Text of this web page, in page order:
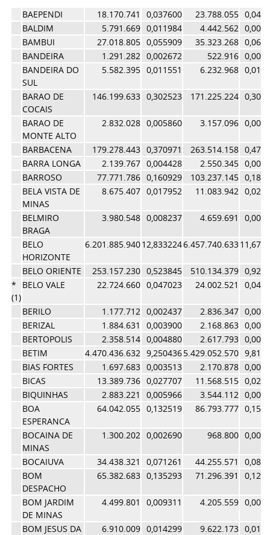
BAEPENDI 18.170.741 0,037600 23.788.055
BALDIM
5.791.669 0,011984 4.442.562
BAMBUI
27.018.805 0,055909 35.323.268
BANDEIRA
1.291.282 0,002672 522.916
BANDEIRA DO
SUL
5.582.395 0,011551 6.232.968
BARAO DE
COCAIS
146.199.633 0,302523 171.225.224
BARAO DE
MONTE ALTO
2.832.028 0,005860 3.157.096
BARBACENA 179.278.443 0,370971 263.514.158
BARRA LONGA
2.139.767 0,004428 2.550.345
BARROSO
77.771.786 0,160929 103.237.145
BELA VISTA DE
MINAS
8.675.407 0,017952 11.083.942
BELMIRO
BRAGA
3.980.548 0,008237 4.659.691
BELO
HORIZONTE
6.201.885.94012,8332246.457.740.633
BELO ORIENTE 253.157.230 0,523845 510.134.379
*
(1)
BELO VALE 22.724.660 0,047023 24.002.521
BERILO 1.177.712 0,002437 2.836.347
BERIZAL
1.884.631 0,003900 2.168.863
BERTOPOLIS
2.358.514 0,004880 2.617.793
BETIM
4.470.436.632 9,2504365.429.052.570
BIAS FORTES
1.697.683 0,003513 2.170.878
BICAS
13.389.736 0,027707 11.568.515
BIQUINHAS
2.883.221 0,005966 3.544.112
BOA
ESPERANCA
64.042.055 0,132519 86.793.777
BOCAINA DE
MINAS
1.300.202 0,002690 968.800
BOCAIUVA 34.438.321 0,071261 44.255.571
BOM
DESPACHO
65.382.683 0,135293 71.296.391
BOM JARDIM
DE MINAS
4.499.801 0,009311 4.205.559
BOM JESUS DA
6.910.009 0,014299 9.622.173